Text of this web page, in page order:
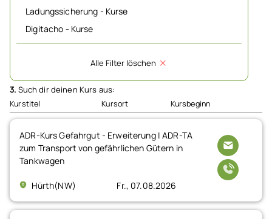
Ladungssicherung - Kurse
Digitacho - Kurse
Alle Filter löschen
3. Such dir deinen Kurs aus:
Kurstitel Kursort Kursbeginn
ADR-Kurs Gefahrgut - Erweiterung | ADR-TA
zum Transport von gefährlichen Gütern in
Tankwagen
Hürth(NW) Fr., 07.08.2026